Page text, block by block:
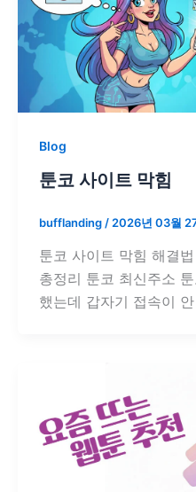
Blog
툰코 사이트 막힘
bufflanding / 2026년 03월
툰코 사이트 막힘 해결
총정리 툰코 최신주소
했는데 갑자기 접속이